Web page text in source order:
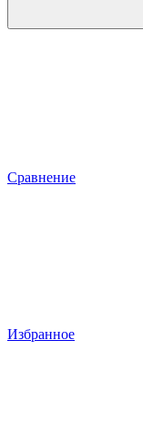
Сравнение
Избранное